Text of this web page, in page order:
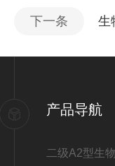
下一条 生
产品导航
二级A2型生